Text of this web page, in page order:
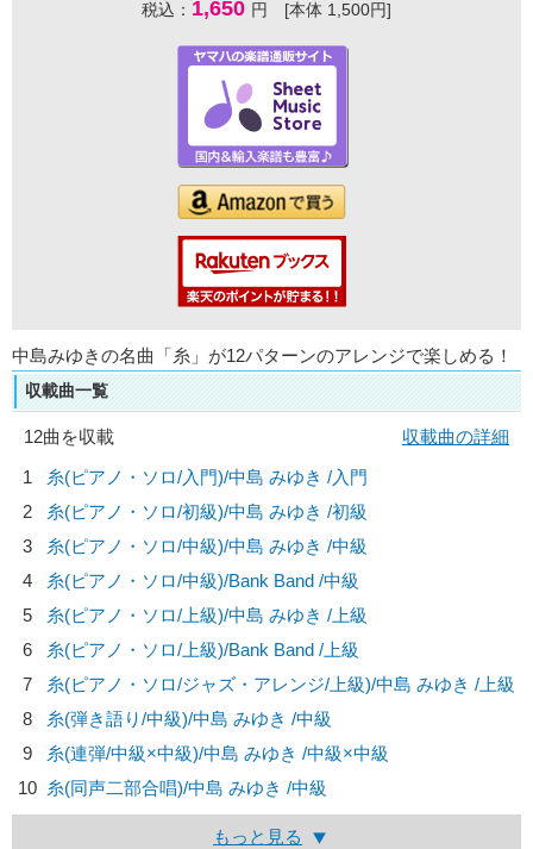
税込： 1,650 円 [本体 1,500円]
中島みゆきの名曲「糸」が12パターンのアレンジで楽しめる！
収載曲一覧
12曲を収載
収載曲の詳細
1
糸(ピアノ・ソロ/入門)/中島 みゆき /入門
2
糸(ピアノ・ソロ/初級)/中島 みゆき /初級
3
糸(ピアノ・ソロ/中級)/中島 みゆき /中級
4
糸(ピアノ・ソロ/中級)/Bank Band /中級
5
糸(ピアノ・ソロ/上級)/中島 みゆき /上級
6
糸(ピアノ・ソロ/上級)/Bank Band /上級
7
糸(ピアノ・ソロ/ジャズ・アレンジ/上級)/中島 みゆき /上級
8
糸(弾き語り/中級)/中島 みゆき /中級
9
糸(連弾/中級×中級)/中島 みゆき /中級×中級
10 糸(同声二部合唱)/中島 みゆき /中級
もっと見る